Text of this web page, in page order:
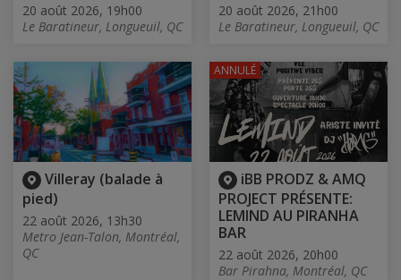
20 août 2026, 19h00
Le Baratineur, Longueuil, QC
20 août 2026, 21h00
Le Baratineur, Longueuil, QC
Villeray (balade à
pied)
22 août 2026, 13h30
Metro Jean-Talon, Montréal,
QC
iBB PRODZ & AMQ
PROJECT PRÉSENTE:
LEMIND AU PIRANHA
BAR
22 août 2026, 20h00
Bar Pirahna, Montréal, QC
ANNULÉ